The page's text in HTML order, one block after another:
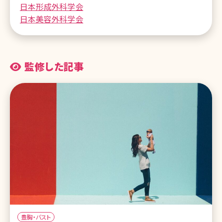
日本形成外科学会
日本美容外科学会
監修した記事
豊胸・バスト